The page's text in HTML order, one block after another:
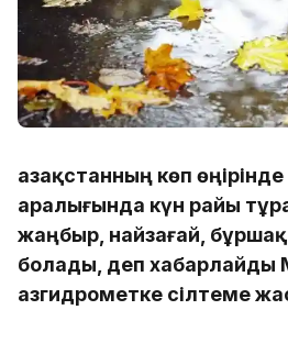
Қазақстанның көп
аралығында күн райы
жаңбыр, найзағай,
болады, деп хабарлайды
Қазгидрометке сілтеме